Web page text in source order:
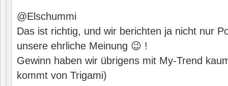
@Elschummi
Das ist richtig, und wir berichten ja nicht nur
unsere ehrliche Meinung 😉 !
Gewinn haben wir übrigens mit My-Trend
kommt von Trigami)